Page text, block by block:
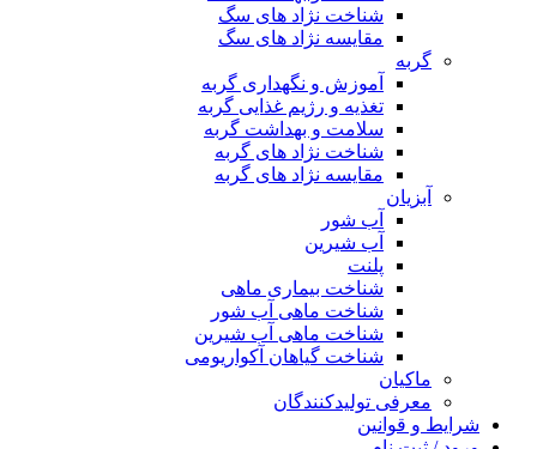
شناخت نژاد های سگ
مقایسه نژاد های سگ
گربه
آموزش و نگهداری گربه
تغذیه و رژیم غذایی گربه
سلامت و بهداشت گربه
شناخت نژاد های گربه
مقایسه نژاد های گربه
آبزیان
آب شور
آب شیرین
پلنت
شناخت بیماری ماهی
شناخت ماهی آب شور
شناخت ماهی آب شیرین
شناخت گیاهان آکواریومی
ماکیان
معرفی تولیدکنندگان
شرایط و قوانین